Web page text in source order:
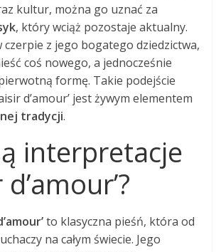
kultur, można go uznać za
, który wciąż pozostaje aktualny.
z jego bogatego dziedzictwa,
coś nowego, a jednocześnie
formę. Takie podejście
d’amour’ jest żywym elementem
tradycji.
interpretacje
to klasyczna pieśń, która od
na całym świecie. Jego